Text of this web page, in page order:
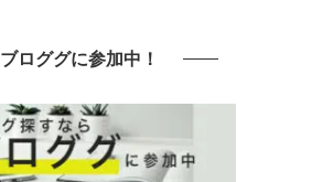
ブロググに参加中！